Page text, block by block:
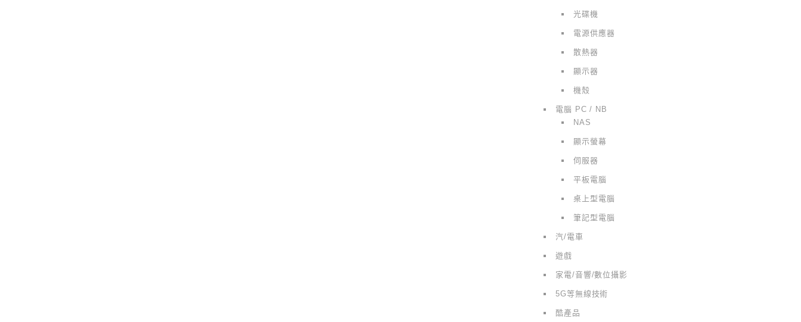
光碟機
電源供應器
散熱器
顯示器
機殼
電腦 PC / NB
NAS
顯示螢幕
伺服器
平板電腦
桌上型電腦
筆記型電腦
汽/電車
遊戲
家電/音響/數位攝影
5G等無線技術
酷產品